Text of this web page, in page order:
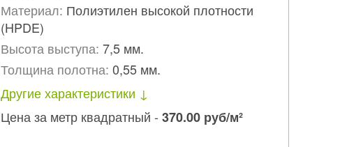
Материал: Полиэтилен высокой плотности
(HPDE)
Высота выступа: 7,5 мм.
Толщина полотна: 0,55 мм.
Другие характеристики
Цена за метр квадратный - 370.00 руб/м²